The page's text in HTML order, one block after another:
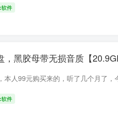
软件
黑胶母带无损音质【
软件